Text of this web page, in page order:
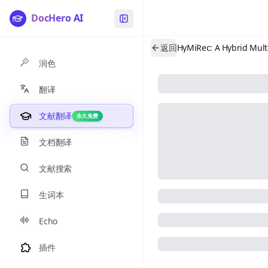
DocHero AI
润色
翻译
文献翻译 永久免费
文档翻译
文献搜索
生词本
Echo
插件
返回